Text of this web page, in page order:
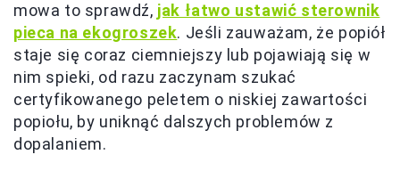
mowa to sprawdź, jak łatwo ustawić sterownik
pieca na ekogroszek. Jeśli zauważam, że popiół
staje się coraz ciemniejszy lub pojawiają się w
nim spieki, od razu zaczynam szukać
certyfikowanego peletem o niskiej zawartości
popiołu, by uniknąć dalszych problemów z
dopalaniem.